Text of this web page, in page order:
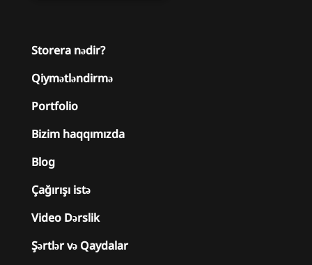
Storera nədir?
Qiymətləndirmə
Portfolio
Bizim haqqımızda
Blog
Çağırışı istə
Video Dərslik
Şərtlər və Qaydalar